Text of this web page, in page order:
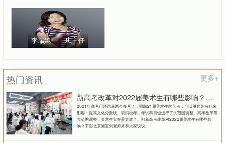
李瑞婉 班主任
热门资讯
更多+
新高考改革对2022届美术生有哪些影响？北京画室刘老师来和大家说说
2021年高考已经结束两个多月了，回顾21届美术生的艺考，可以用兵荒马乱来
形容：提高文化分数线、取消校考、考试科目也进行了大范围调整、高考改革等
大范围调整，美术生实在是太难了。那新高考改革对2022届美术生有哪些影
响？下面北京画室刘老师来和大家说说。